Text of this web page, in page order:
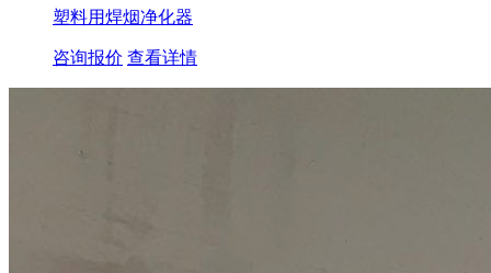
塑料用焊烟净化器
咨询报价 查看详情